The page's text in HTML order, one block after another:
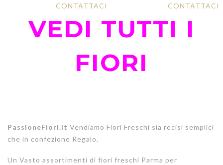
CONTATTACI CONTATTACI
VEDI TUTTI I
FIORI
PassioneFiori.it Vendiamo Fiori Freschi sia recisi semplici
che in confezione Regalo.
Un Vasto assortimenti di fiori freschi Parma per